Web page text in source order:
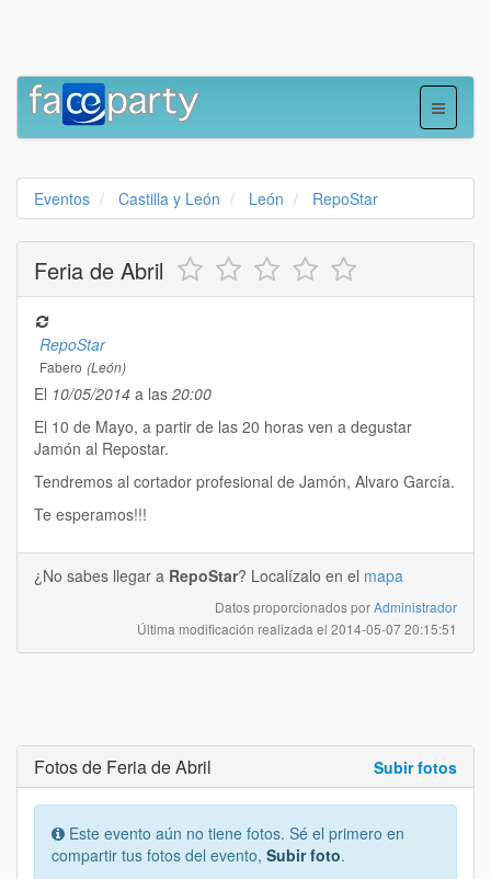
Eventos Castilla y León León RepoStar
Feria de Abril
RepoStar
Fabero (León)
El 10/05/2014 a las 20:00
El 10 de Mayo, a partir de las 20 horas ven a degustar
Jamón al Repostar.
Tendremos al cortador profesional de Jamón, Alvaro García.
Te esperamos!!!
¿No sabes llegar a RepoStar? Localízalo en el mapa
Datos proporcionados porAdministrador
Última modificación realizada el 2014-05-07 20:15:51
Subir fotos
Fotos de Feria de Abril
Este evento aún no tiene fotos. Sé el primero en
compartir tus fotos del evento, Subir foto.